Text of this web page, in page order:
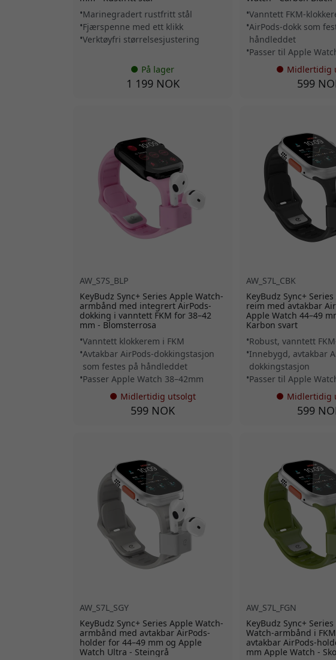
Marinegradert rustfritt stål
Fjærspenne med ett klikk
Verktøyfri størrelsesjustering
På lager
1 199 NOK
Vanntett FKM-
AirPods-dokk som
håndleddet
Passer til Apple
Midlertidig
599
AW_S7S_BLP
KeyBudz Sync+ Series Apple Watch-
armbånd med integrert AirPods-
dokking i vanntett FKM for 38–42
mm - Blomsterrosa
Vanntett klokkerem i FKM
Avtakbar AirPods-dokkingstasjon
som festes på håndleddet
Passer Apple Watch 38–42mm
Midlertidig utsolgt
599 NOK
AW_S7L_CBK
KeyBudz Sync+
reim med avtakbar
Apple Watch 44–49
Karbon svart
Robust, vanntett
Innebygd, avtakbar
dokkingstasjon
Passer til Apple
Midlertidig
599
AW_S7L_SGY
KeyBudz Sync+ Series Apple Watch-
armbånd med avtakbar AirPods-
holder for 44–49 mm og Apple
Watch Ultra - Steingrå
AW_S7L_FGN
KeyBudz Sync+
Watch-armbånd i
avtakbar AirPods-
mm Apple Watch -